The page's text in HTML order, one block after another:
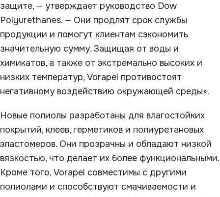
защите, — утверждает руководство Dow
Polyurethanes. — Они продлят срок службы
продукции и помогут клиентам сэкономить
значительную сумму. Защищая от воды и
химикатов, а также от экстремально высоких и
низких температур, Vorapel противостоят
негативному воздействию окружающей среды».
Новые полиолы разработаны для влагостойких
покрытий, клеев, герметиков и полиуретановых
эластомеров. Они прозрачны и обладают низкой
вязкостью, что делает их более функциональными.
Кроме того, Vorapel совместимы с другими
полиолами и способствуют смачиваемости и